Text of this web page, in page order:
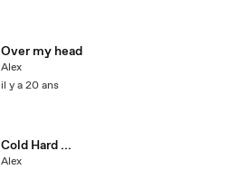
Over my head
Alex
il y a 20 ans
Cold Hard ...
Alex